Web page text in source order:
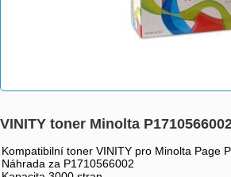
VINITY toner Minolta
Kompatibilní toner VINITY pro Minolta Page
Náhrada za P1710566002